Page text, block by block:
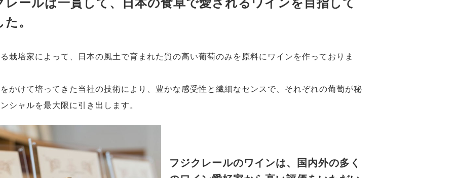
。
栽培家によって、日本の風土で育まれた質の高い葡萄のみを原料にワインを作っておりま
かけて培ってきた当社の技術により、豊かな感受性と繊細なセンスで、それぞれの葡萄が秘
シャルを最大限に引き出します。
フジクレールのワインは、国内外の多く